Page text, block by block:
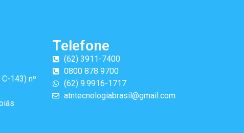
143) nº
(62) 3911-7400
0800 878 9700
(62) 9.9916-1717
atntecnologiabrasil@gmail.com
Telefone